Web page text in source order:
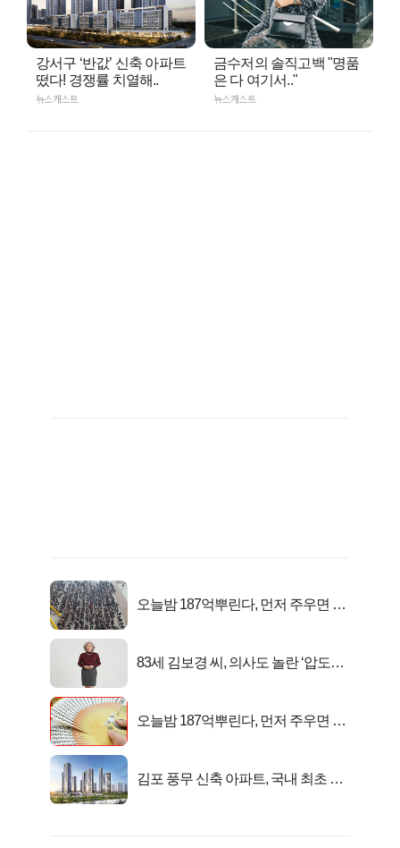
강서구 ‘반값’ 신축 아파트
떴다! 경쟁률 치열해..
뉴스캐스트
금수저의 솔직고백 "명품
은 다 여기서.."
뉴스캐스트
오늘밤 187억뿌린다, 먼저 주우면 최
83세 김보경 씨, 의사도 놀란 ‘압도적
오늘밤 187억뿌린다, 먼저 주우면 최
김포 풍무 신축 아파트, 국내 최초 반